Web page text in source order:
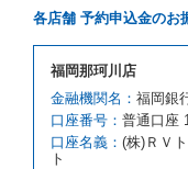
いいます。）の
とします。
クラスを除き予
携先の代替レン
お、代替レンタ
スの貸渡料金よ
スの貸渡料金に
各店舗 予約申込金のお
福岡那珂川店
金融機関名： 福岡銀
口座番号： 普通口座
口座名義： (株)ＲＶ
ト